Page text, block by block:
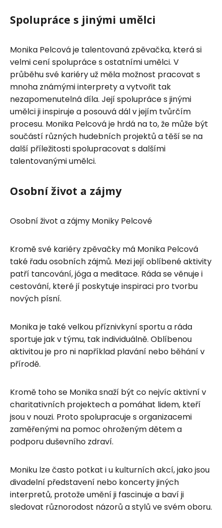
Spolupráce s jinými umělci
Monika Pelcová je talentovaná zpěvačka, která si
velmi cení spolupráce s ostatními umělci. V
průběhu své kariéry už měla možnost pracovat s
mnoha známými interprety a vytvořit tak
nezapomenutelná díla. Její spolupráce s jinými
umělci ji inspiruje a posouvá dál v jejím tvůrčím
procesu. Monika Pelcová je hrdá na to, že může být
součástí různých hudebních projektů a těší se na
další příležitosti spolupracovat s dalšími
talentovanými umělci.
Osobní život a zájmy
Osobní život a zájmy Moniky Pelcové
Kromě své kariéry zpěvačky má Monika Pelcová
také řadu osobních zájmů. Mezi její oblíbené aktivity
patří tancování, jóga a meditace. Ráda se věnuje i
cestování, které jí poskytuje inspiraci pro tvorbu
nových písní.
Monika je také velkou příznivkyní sportu a ráda
sportuje jak v týmu, tak individuálně. Oblíbenou
aktivitou je pro ni například plavání nebo běhání v
přírodě.
Kromě toho se Monika snaží být co nejvíc aktivní v
charitativních projektech a pomáhat lidem, kteří
jsou v nouzi. Proto spolupracuje s organizacemi
zaměřenými na pomoc ohroženým dětem a
podporu duševního zdraví.
Moniku lze často potkat i u kulturních akcí, jako jsou
divadelní představení nebo koncerty jiných
interpretů, protože umění ji fascinuje a baví ji
sledovat různorodost názorů a stylů ve svém oboru.